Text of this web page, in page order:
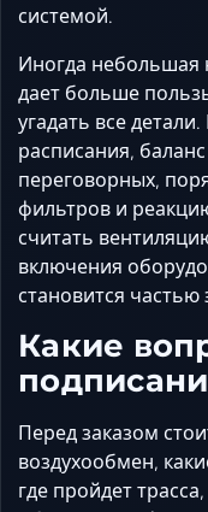
системой.
Иногда небольшая
дает больше
угадать все
расписания,
переговорных,
фильтров и
считать
включения
становится частью
Какие
Перед заказом
воздухообмен,
где пройдет